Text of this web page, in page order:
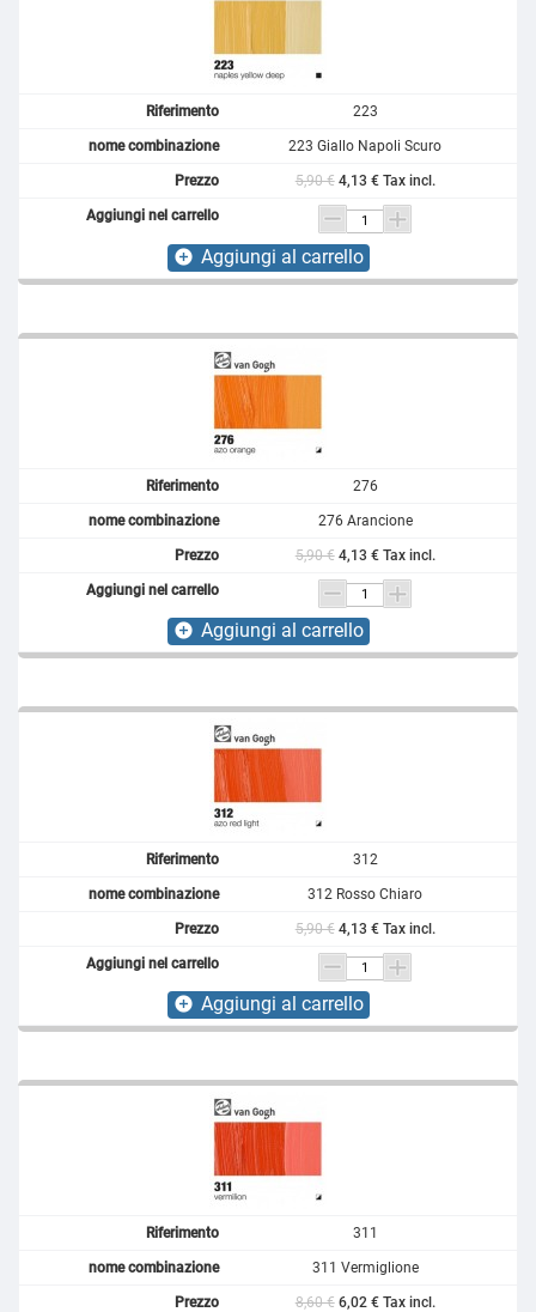
223
223 Giallo Napoli Scuro
5,90 € 4,13 € Tax incl.
add_circle Aggiungi al carrello
276
276 Arancione
5,90 € 4,13 € Tax incl.
add_circle Aggiungi al carrello
312
312 Rosso Chiaro
5,90 € 4,13 € Tax incl.
add_circle Aggiungi al carrello
311
311 Vermiglione
8,60 € 6,02 € Tax incl.